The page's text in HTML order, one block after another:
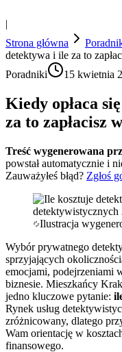
|
Strona główna
detektywa i ile za to
Poradniki
15 kwietnia
Kiedy opłaca
za to zapłacisz
Treść wygenerowana
powstał automatycznie i
Zauważyłeś błąd? Zgłoś
Ilustracja
Wybór prywatnego
sprzyjających
emocjami, podejrzeniami
biznesie. Mieszkańcy
jedno kluczowe pytanie:
Rynek usług
zróżnicowany, dlatego
Wam orientację w
finansowego.